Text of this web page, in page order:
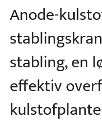
Anode-
stabling, en
effektiv